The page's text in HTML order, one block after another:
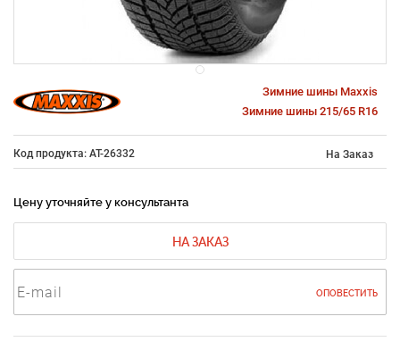
Зимние шины Maxxis
Зимние шины 215/65 R16
Код продукта: AT-26332 На Заказ
Цену уточняйте у консультанта
НА ЗАКАЗ
ОПОВЕСТИТЬ